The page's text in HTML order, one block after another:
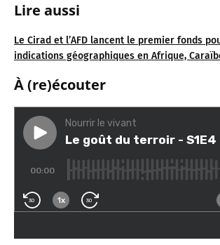
Lire aussi
Le Cirad et l’AFD lancent le premier fonds
indications géographiques en Afrique,
À (re)écouter